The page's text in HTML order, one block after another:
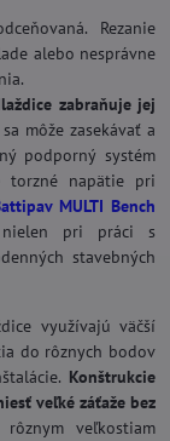
Rezanie
alebo nesprávne
zabraňuje jej
môže zasekávať a
podporný systém
torzné napätie pri
MULTI Bench
pri práci s
stavebných
využívajú väčší
do rôznych bodov
Konštrukcie
veľké záťaže bez
veľkostiam